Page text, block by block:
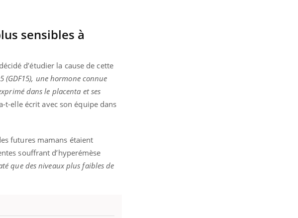
sensibles à
d’étudier la cause de cette
(GDF15), une hormone connue
dans le placenta et ses
t-elle écrit avec son équipe dans
futures mamans étaient
souffrant d’hyperémèse
que des niveaux plus faibles de